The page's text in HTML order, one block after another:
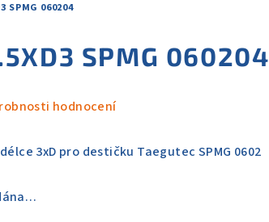
SPMG 060204
SPMG 060204
hodnocení
3xD pro destičku Taegutec SPMG 0602